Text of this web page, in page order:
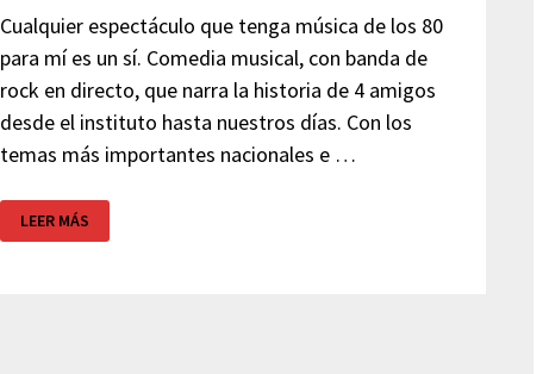
Cualquier espectáculo que tenga música de los 80
para mí es un sí. Comedia musical, con banda de
rock en directo, que narra la historia de 4 amigos
desde el instituto hasta nuestros días. Con los
temas más importantes nacionales e …
UNA
CANCIÓN
LEER MÁS